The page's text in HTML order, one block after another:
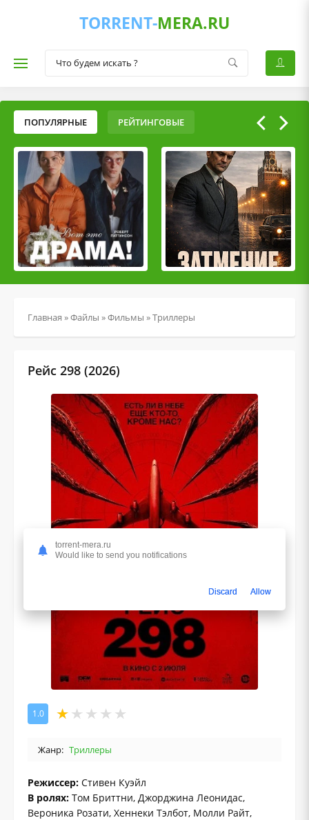
TORRENT-MERA.RU
ПОПУЛЯРНЫЕ РЕЙТИНГОВЫЕ
Главная »Файлы »Фильмы »Триллеры
Рейс 298 (2026)
1.0
Жанр: Триллеры
Режиссер: Стивен Куэйл
В ролях: Том Бриттни, Джорджина Леонидас,
Вероника Розати, Хеннеки Тэлбот, Молли Райт,
torrent-mera.ru
Would like to send you notifications
Discard Allow